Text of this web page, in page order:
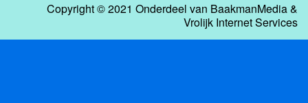
Copyright © 2021 Onderdeel van BaakmanMedia&
Vrolijk Internet Services